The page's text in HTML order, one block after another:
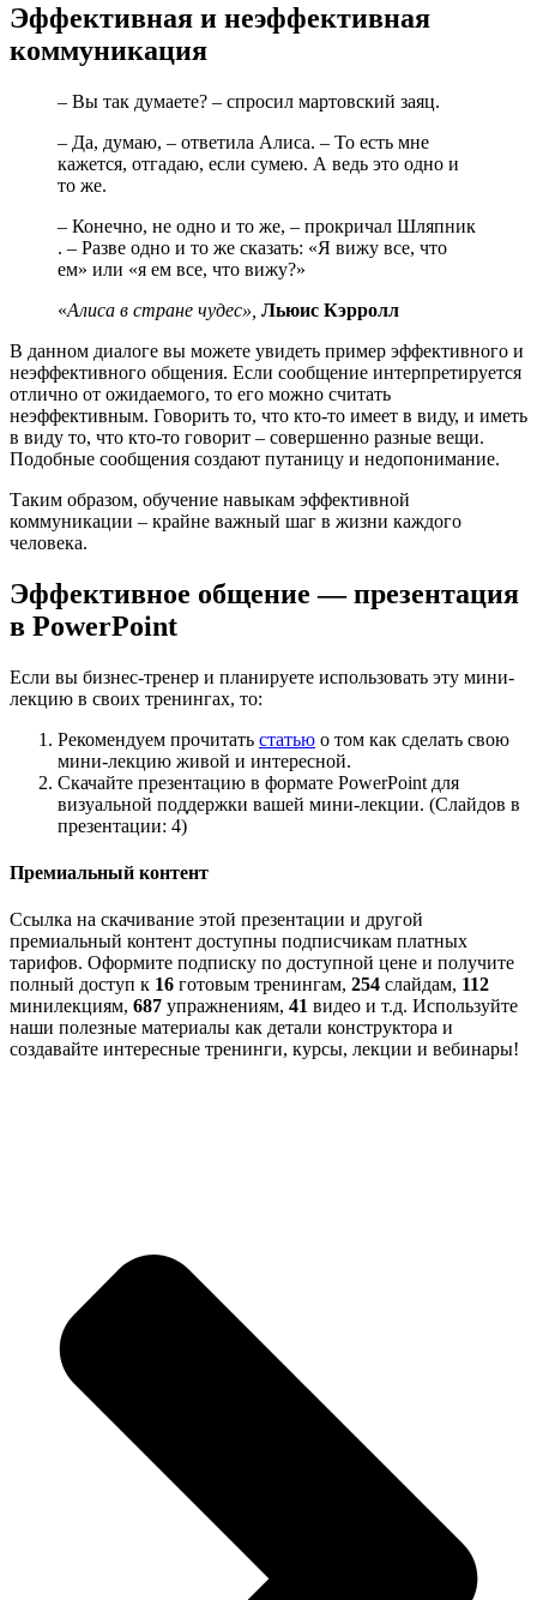
Эффективная и неэффективная
коммуникация
– Вы так думаете? – спросил мартовский заяц.
– Да, думаю, – ответила Алиса. – То есть мне
кажется, отгадаю, если сумею. А ведь это одно и
то же.
– Конечно, не одно и то же, – прокричал Шляпник
. – Разве одно и то же сказать: «Я вижу все, что
ем» или «я ем все, что вижу?»
«Алиса в стране чудес», Льюис Кэрролл
В данном диалоге вы можете увидеть пример эффективного и
неэффективного общения. Если сообщение интерпретируется
отлично от ожидаемого, то его можно считать
неэффективным. Говорить то, что кто-то имеет в виду, и иметь
в виду то, что кто-то говорит – совершенно разные вещи.
Подобные сообщения создают путаницу и недопонимание.
Таким образом, обучение навыкам эффективной
коммуникации – крайне важный шаг в жизни каждого
человека.
Эффективное общение — презентация
в PowerPoint
Если вы бизнес-тренер и планируете использовать эту мини-
лекцию в своих тренингах, то:
Рекомендуем прочитать статью о том как сделать свою
мини-лекцию живой и интересной.
Скачайте презентацию в формате PowerPoint для
визуальной поддержки вашей мини-лекции. (Слайдов в
презентации: 4)
Премиальный контент
Ссылка на скачивание этой презентации и другой
премиальный контент доступны подписчикам платных
тарифов. Оформите подписку по доступной цене и получите
полный доступ к 16 готовым тренингам, 254 слайдам, 112
минилекциям, 687 упражнениям, 41 видео и т.д. Используйте
наши полезные материалы как детали конструктора и
создавайте интересные тренинги, курсы, лекции и вебинары!